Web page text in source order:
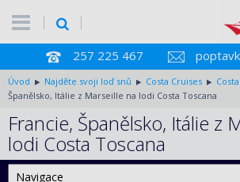
257 225 467
Úvod Najděte svoji loď snů Costa Cruises
Španělsko, Itálie z Marseille na lodi Costa Toscana
Francie, Španělsko, Itálie z
lodi Costa Toscana